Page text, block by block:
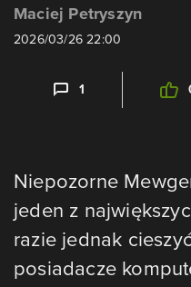
Maciej Petryszyn
2026/03/26 22:00
1
Niepozorne
jeden z
razie jednak
posiadacze